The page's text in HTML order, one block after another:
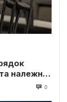
належні
0